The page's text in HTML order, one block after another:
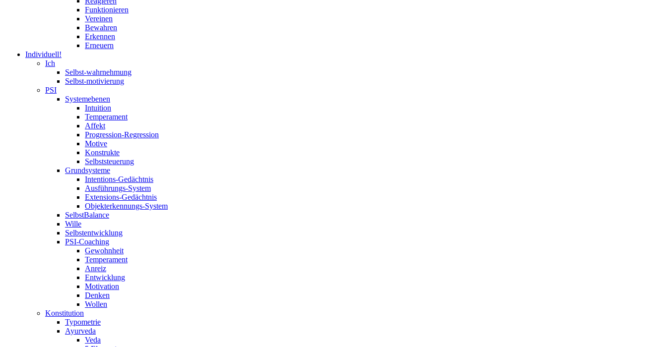
Funktionieren
Vereinen
Bewahren
Erkennen
Erneuern
Individuell!
Ich
Selbst-wahrnehmung
Selbst-motivierung
PSI
Systemebenen
Intuition
Temperament
Affekt
Progression-Regression
Motive
Konstrukte
Selbststeuerung
Grundsysteme
Intentions-Gedächtnis
Ausführungs-System
Extensions-Gedächtnis
Objekterkennungs-System
SelbstBalance
Wille
Selbstentwicklung
PSI-Coaching
Gewohnheit
Temperament
Anreiz
Entwicklung
Motivation
Denken
Wollen
Konstitution
Typometrie
Ayurveda
Veda